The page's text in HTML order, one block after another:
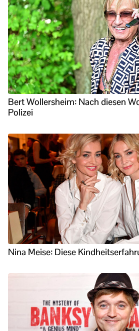
Bert Wollersheim: Nach diesen
Polizei
Nina Meise: Diese